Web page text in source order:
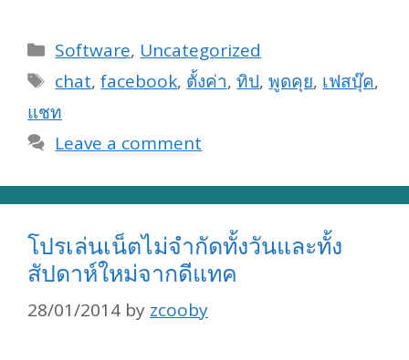
Categories
Software, Uncategorized
Tags
chat,facebook, ตั้งค่า,ทิป,พูดคุย, เฟสบุ๊ค,
แชท
Leave a comment
โปรเล่นเน็ตไม่จำกัดทั้งวันและทั้ง
สัปดาห์ใหม่จากดีแทค
28/01/2014 by zcooby